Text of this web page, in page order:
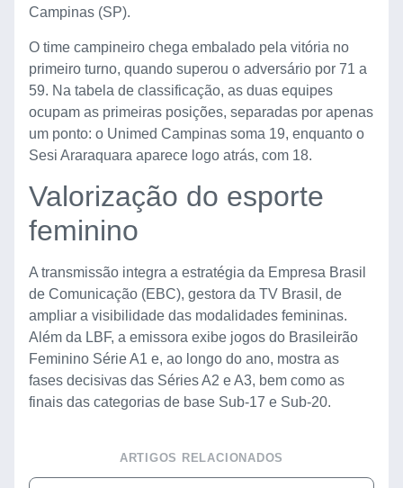
Campinas (SP).
O time campineiro chega embalado pela vitória no
primeiro turno, quando superou o adversário por 71 a
59. Na tabela de classificação, as duas equipes
ocupam as primeiras posições, separadas por apenas
um ponto: o Unimed Campinas soma 19, enquanto o
Sesi Araraquara aparece logo atrás, com 18.
Valorização do esporte
feminino
A transmissão integra a estratégia da Empresa Brasil
de Comunicação (EBC), gestora da TV Brasil, de
ampliar a visibilidade das modalidades femininas.
Além da LBF, a emissora exibe jogos do Brasileirão
Feminino Série A1 e, ao longo do ano, mostra as
fases decisivas das Séries A2 e A3, bem como as
finais das categorias de base Sub-17 e Sub-20.
ARTIGOS RELACIONADOS